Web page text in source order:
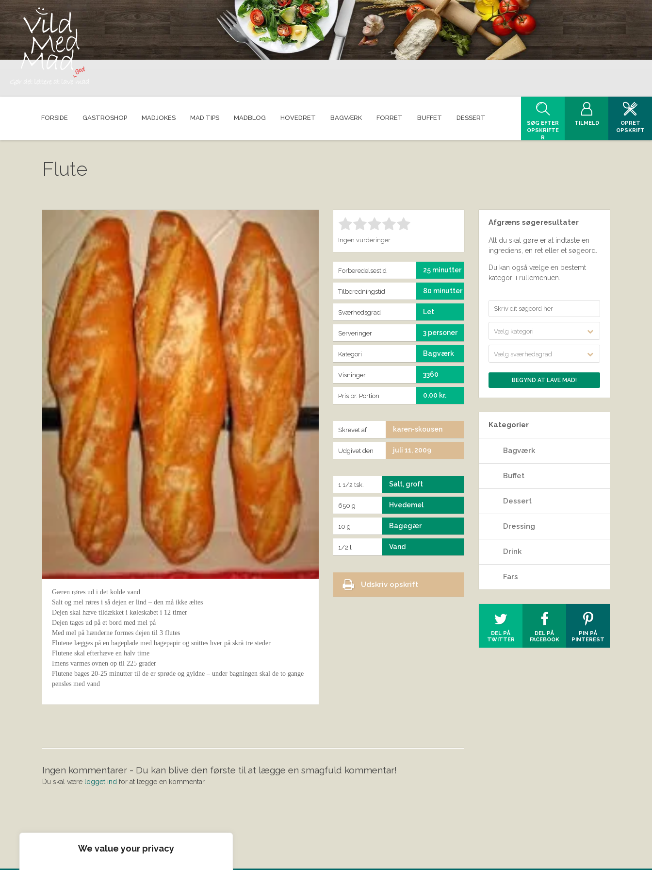
We value your privacy
FORSIDE GASTROSHOP MADJOKES MAD TIPS MADBLOG HOVEDRET BAGVÆRK FORRET BUFFET DESSERT
SØG EFTER
OPSKRIFTE
R
TILMELD
OPRET
OPSKRIFT
Flute
Bedøm denne vare: 1.00 INDSEND BEDØMMELSE
Ingen vurderinger.
Forberedelsestid 25 minutter
Tilberedningstid 80 minutter
Sværhedsgrad Let
Serveringer 3 personer
Kategori Bagværk
Visninger 3360
Pris pr. Portion 0.00 kr.
Skrevet af karen-skousen
Udgivet den juli 11, 2009
1 1/2 tsk. Salt, groft
650 g Hvedemel
10 g Bagegær
1/2 l Vand
Udskriv opskrift
Gæren røres ud i det kolde vand
Salt og mel røres i så dejen er lind – den må ikke æltes
Dejen skal hæve tildækket i køleskabet i 12 timer
Dejen tages ud på et bord med mel på
Med mel på hænderne formes dejen til 3 flutes
Flutene lægges på en bageplade med bagepapir og snittes hver på skrå tre steder
Flutene skal efterhæve en halv time
Imens varmes ovnen op til 225 grader
Flutene bages 20-25 minutter til de er sprøde og gyldne – under bagningen skal de to gange
pensles med vand
Ingen kommentarer - Du kan blive den første til at lægge en smagfuld kommentar!
Du skal være logget ind for at lægge en kommentar.
Afgræns søgeresultater
Alt du skal gøre er at indtaste en
ingrediens, en ret eller et søgeord.
Du kan også vælge en bestemt
kategori i rullemenuen.
Vælg kategori
Vælg sværhedsgrad
Kategorier
Bagværk
Buffet
Dessert
Dressing
Drink
Fars
DEL PÅ
TWITTER
DEL PÅ
FACEBOOK
PIN PÅ
PINTEREST